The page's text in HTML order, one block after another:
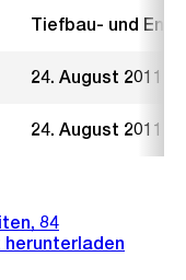
Tiefbau- und
24. August 2011
24. August 2011
84
herunterladen